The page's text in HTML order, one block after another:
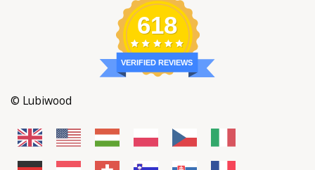
618
VERIFIED REVIEWS
© Lubiwood